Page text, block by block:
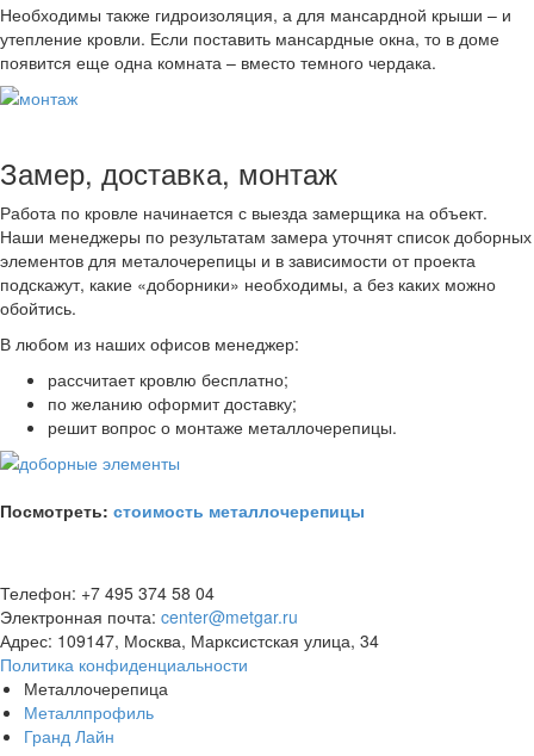
Необходимы также гидроизоляция, а для мансардной крыши – и
утепление кровли. Если поставить мансардные окна, то в доме
появится еще одна комната – вместо темного чердака.
Замер, доставка, монтаж
Работа по кровле начинается с выезда замерщика на объект.
Наши менеджеры по результатам замера уточнят список доборных
элементов для металочерепицы и в зависимости от проекта
подскажут, какие «доборники» необходимы, а без каких можно
обойтись.
В любом из наших офисов менеджер:
рассчитает кровлю бесплатно;
по желанию оформит доставку;
решит вопрос о монтаже металлочерепицы.
Посмотреть: стоимость металлочерепицы
Телефон: +7 495 374 58 04
Электронная почта: center@metgar.ru
Адрес: 109147, Москва, Марксистская улица, 34
Политика конфиденциальности
Металлочерепица
Металлпрофиль
Гранд Лайн